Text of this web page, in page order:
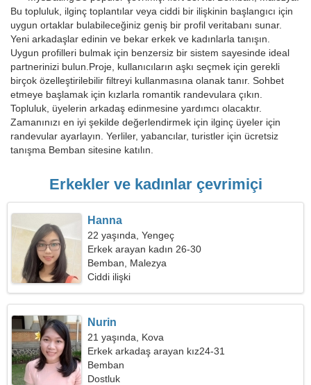
Bu topluluk, ilginç toplantılar veya ciddi bir ilişkinin başlangıcı için
uygun ortaklar bulabileceğiniz geniş bir profil veritabanı sunar.
Yeni arkadaşlar edinin ve bekar erkek ve kadınlarla tanışın.
Uygun profilleri bulmak için benzersiz bir sistem sayesinde ideal
partnerinizi bulun.Proje, kullanıcıların aşkı seçmek için gerekli
birçok özelleştirilebilir filtreyi kullanmasına olanak tanır. Sohbet
etmeye başlamak için kızlarla romantik randevulara çıkın.
Topluluk, üyelerin arkadaş edinmesine yardımcı olacaktır.
Zamanınızı en iyi şekilde değerlendirmek için ilginç üyeler için
randevular ayarlayın. Yerliler, yabancılar, turistler için ücretsiz
tanışma Bemban sitesine katılın.
Erkekler ve kadınlar çevrimiçi
Hanna
22 yaşında, Yengeç
Erkek arayan kadın 26-30
Bemban, Malezya
Ciddi ilişki
Nurin
21 yaşında, Kova
Erkek arkadaş arayan kız24-31
Bemban
Dostluk